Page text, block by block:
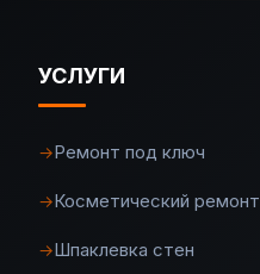
УСЛУГИ
→Ремонт под ключ
→Косметический ремонт
→Шпаклевка стен